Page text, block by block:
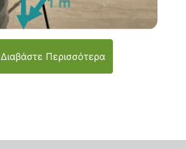
Διαβάστε Περισσότερα